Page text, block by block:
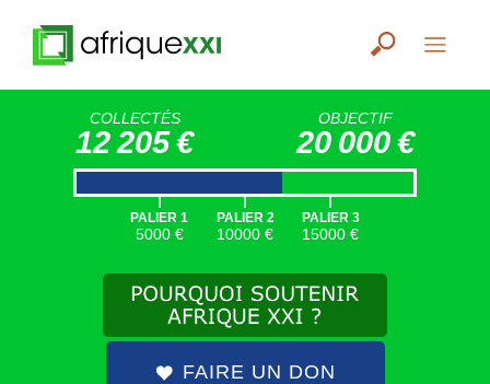
COLLECTÉS
12 205 €
OBJECTIF
20 000 €
|
PALIER 1
5000 €
|
PALIER 2
10000 €
|
PALIER 3
15000 €
FAIRE UN DON